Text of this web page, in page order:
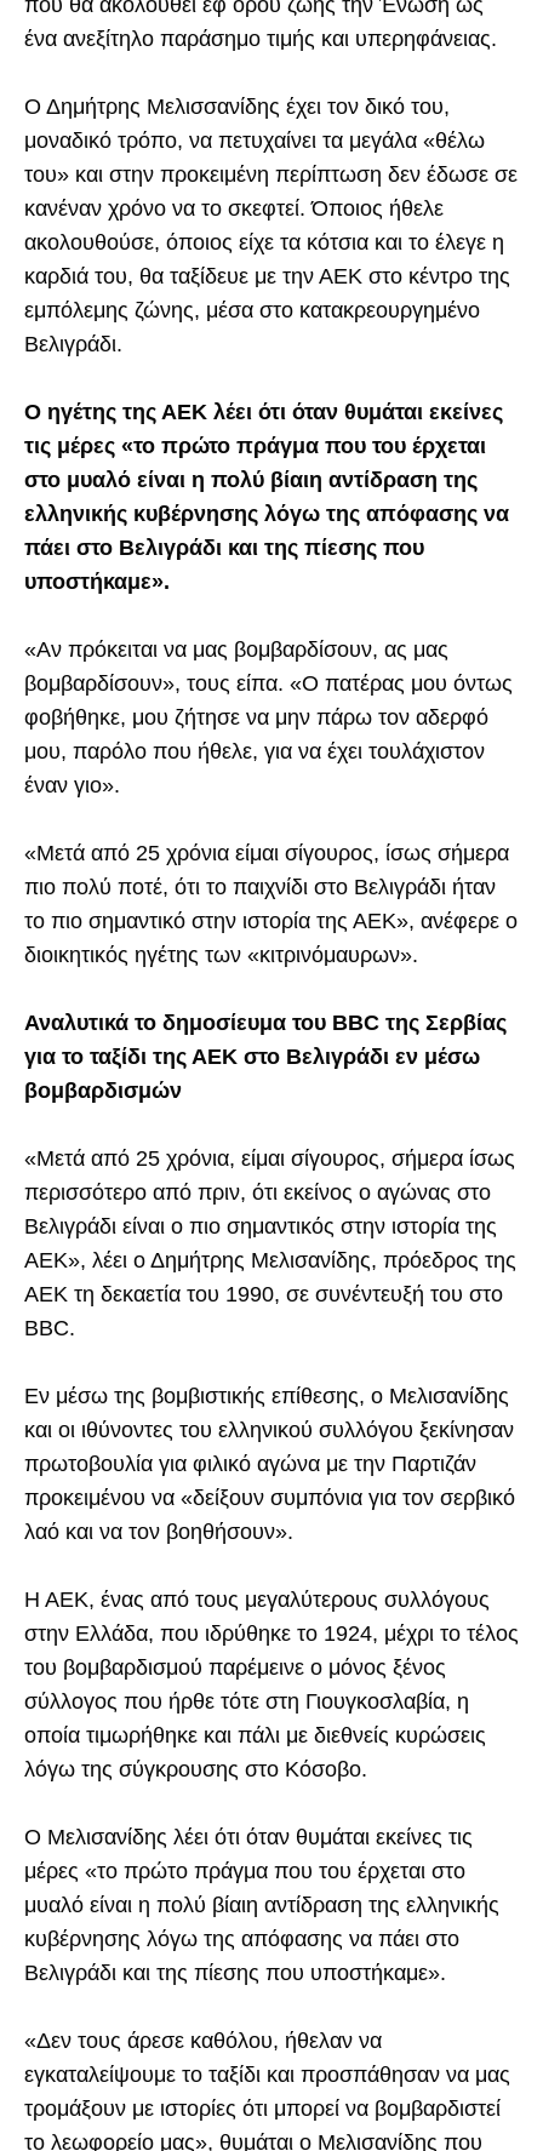
που θα ακολουθεί εφ όρου ζωής την Ένωση ως
ένα ανεξίτηλο παράσημο τιμής και υπερηφάνειας.
Ο Δημήτρης Μελισσανίδης έχει τον δικό του,
μοναδικό τρόπο, να πετυχαίνει τα μεγάλα «θέλω
του» και στην προκειμένη περίπτωση δεν έδωσε σε
κανέναν χρόνο να το σκεφτεί. Όποιος ήθελε
ακολουθούσε, όποιος είχε τα κότσια και το έλεγε η
καρδιά του, θα ταξίδευε με την ΑΕΚ στο κέντρο της
εμπόλεμης ζώνης, μέσα στο κατακρεουργημένο
Βελιγράδι.
Ο ηγέτης της ΑΕΚ λέει ότι όταν θυμάται εκείνες
τις μέρες «το πρώτο πράγμα που του έρχεται
στο μυαλό είναι η πολύ βίαιη αντίδραση της
ελληνικής κυβέρνησης λόγω της απόφασης να
πάει στο Βελιγράδι και της πίεσης που
υποστήκαμε».
«Αν πρόκειται να μας βομβαρδίσουν, ας μας
βομβαρδίσουν», τους είπα. «Ο πατέρας μου όντως
φοβήθηκε, μου ζήτησε να μην πάρω τον αδερφό
μου, παρόλο που ήθελε, για να έχει τουλάχιστον
έναν γιο».
«Μετά από 25 χρόνια είμαι σίγουρος, ίσως σήμερα
πιο πολύ ποτέ, ότι το παιχνίδι στο Βελιγράδι ήταν
το πιο σημαντικό στην ιστορία της ΑΕΚ», ανέφερε ο
διοικητικός ηγέτης των «κιτρινόμαυρων».
Αναλυτικά το δημοσίευμα του BBC της Σερβίας
για το ταξίδι της ΑΕΚ στο Βελιγράδι εν μέσω
βομβαρδισμών
«Μετά από 25 χρόνια, είμαι σίγουρος, σήμερα ίσως
περισσότερο από πριν, ότι εκείνος ο αγώνας στο
Βελιγράδι είναι ο πιο σημαντικός στην ιστορία της
ΑΕΚ», λέει ο Δημήτρης Μελισανίδης, πρόεδρος της
ΑΕΚ τη δεκαετία του 1990, σε συνέντευξή του στο
BBC.
Εν μέσω της βομβιστικής επίθεσης, ο Μελισανίδης
και οι ιθύνοντες του ελληνικού συλλόγου ξεκίνησαν
πρωτοβουλία για φιλικό αγώνα με την Παρτιζάν
προκειμένου να «δείξουν συμπόνια για τον σερβικό
λαό και να τον βοηθήσουν».
Η ΑΕΚ, ένας από τους μεγαλύτερους συλλόγους
στην Ελλάδα, που ιδρύθηκε το 1924, μέχρι το τέλος
του βομβαρδισμού παρέμεινε ο μόνος ξένος
σύλλογος που ήρθε τότε στη Γιουγκοσλαβία, η
οποία τιμωρήθηκε και πάλι με διεθνείς κυρώσεις
λόγω της σύγκρουσης στο Κόσοβο.
Ο Μελισανίδης λέει ότι όταν θυμάται εκείνες τις
μέρες «το πρώτο πράγμα που του έρχεται στο
μυαλό είναι η πολύ βίαιη αντίδραση της ελληνικής
κυβέρνησης λόγω της απόφασης να πάει στο
Βελιγράδι και της πίεσης που υποστήκαμε».
«Δεν τους άρεσε καθόλου, ήθελαν να
εγκαταλείψουμε το ταξίδι και προσπάθησαν να μας
τρομάξουν με ιστορίες ότι μπορεί να βομβαρδιστεί
το λεωφορείο μας», θυμάται ο Μελισανίδης που